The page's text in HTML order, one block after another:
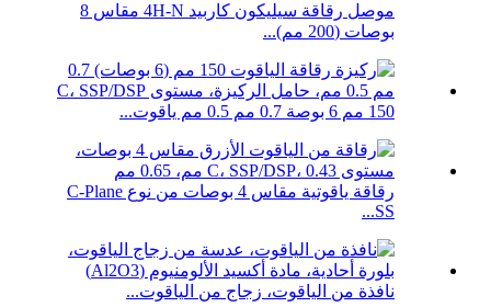
موصل رقاقة سيليكون كاربيد 4H-N مقاس 8
بوصات (200 مم)...
150 مم 6 بوصة 0.7 مم 0.5 مم ياقوت...
رقاقة ياقوتية مقاس 4 بوصات من نوع C-Plane
SS...
نافذة من الياقوت، زجاج من الياقوت...